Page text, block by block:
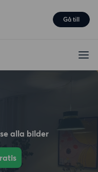
Gå till
alla bilder